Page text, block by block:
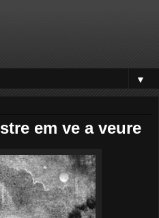
▼
em ve a veure